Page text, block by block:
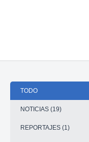
TODO
NOTICIAS (19)
REPORTAJES (1)